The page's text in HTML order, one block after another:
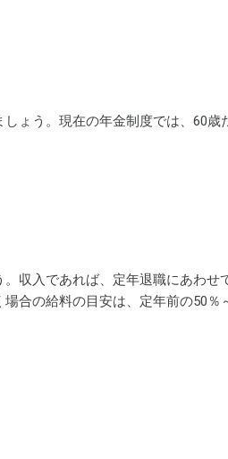
ょう。現在の年金制度では、60歳
収入であれば、定年退職にあわ
合の給料の目安は、定年前の50％